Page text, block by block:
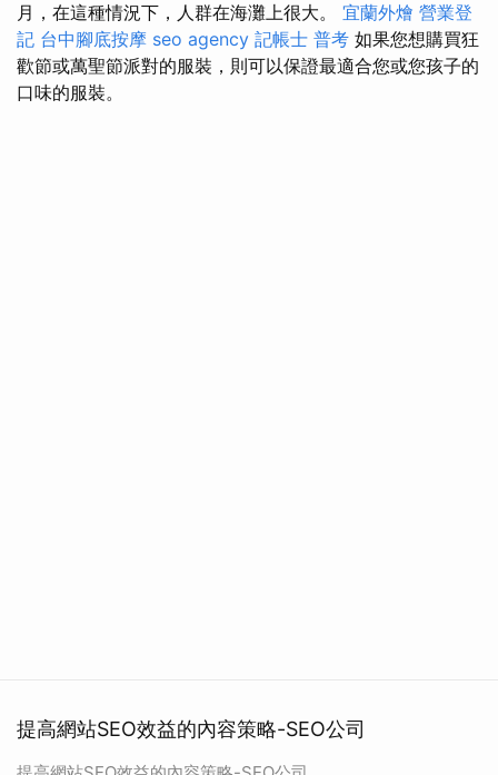
月，在這種情況下，人群在海灘上很大。 宜蘭外燴 營業登
記 台中腳底按摩 seo agency 記帳士 普考 如果您想購買狂
歡節或萬聖節派對的服裝，則可以保證最適合您或您孩子的
口味的服裝。
提高網站SEO效益的內容策略-SEO公司